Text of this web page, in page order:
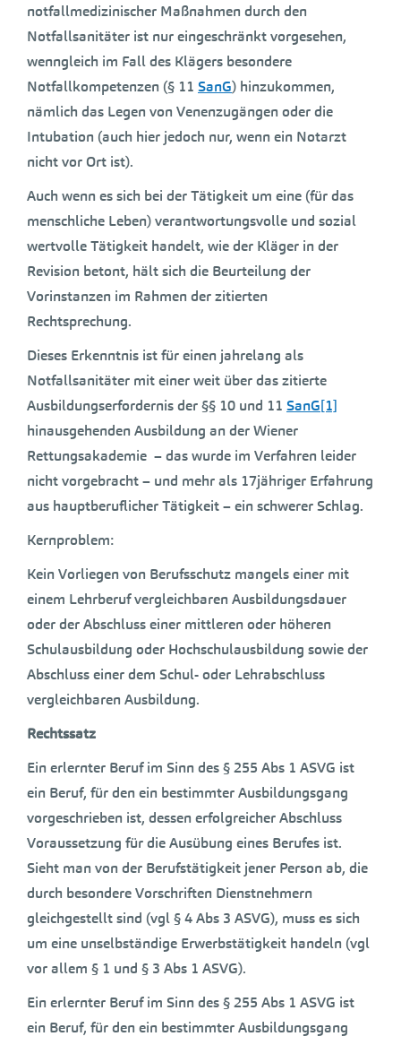
notfallmedizinischer Maßnahmen durch den
Notfallsanitäter ist nur eingeschränkt vorgesehen,
wenngleich im Fall des Klägers besondere
Notfallkompetenzen (§ 11 SanG) hinzukommen,
nämlich das Legen von Venenzugängen oder die
Intubation (auch hier jedoch nur, wenn ein Notarzt
nicht vor Ort ist).
Auch wenn es sich bei der Tätigkeit um eine (für das
menschliche Leben) verantwortungsvolle und sozial
wertvolle Tätigkeit handelt, wie der Kläger in der
Revision betont, hält sich die Beurteilung der
Vorinstanzen im Rahmen der zitierten
Rechtsprechung.
Dieses Erkenntnis ist für einen jahrelang als
Notfallsanitäter mit einer weit über das zitierte
Ausbildungserfordernis der §§ 10 und 11 SanG[1]
hinausgehenden Ausbildung an der Wiener
Rettungsakademie – das wurde im Verfahren leider
nicht vorgebracht – und mehr als 17jähriger Erfahrung
aus hauptberuflicher Tätigkeit – ein schwerer Schlag.
Kernproblem:
Kein Vorliegen von Berufsschutz mangels einer mit
einem Lehrberuf vergleichbaren Ausbildungsdauer
oder der Abschluss einer mittleren oder höheren
Schulausbildung oder Hochschulausbildung sowie der
Abschluss einer dem Schul- oder Lehrabschluss
vergleichbaren Ausbildung.
Rechtssatz
Ein erlernter Beruf im Sinn des § 255 Abs 1 ASVG ist
ein Beruf, für den ein bestimmter Ausbildungsgang
vorgeschrieben ist, dessen erfolgreicher Abschluss
Voraussetzung für die Ausübung eines Berufes ist.
Sieht man von der Berufstätigkeit jener Person ab, die
durch besondere Vorschriften Dienstnehmern
gleichgestellt sind (vgl § 4 Abs 3 ASVG), muss es sich
um eine unselbständige Erwerbstätigkeit handeln (vgl
vor allem § 1 und § 3 Abs 1 ASVG).
Ein erlernter Beruf im Sinn des § 255 Abs 1 ASVG ist
ein Beruf, für den ein bestimmter Ausbildungsgang